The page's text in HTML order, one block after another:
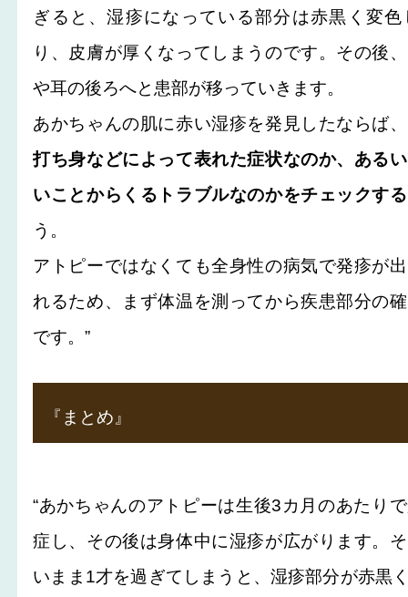
ぎると、湿疹になっている部分は赤黒く変
り、皮膚が厚くなってしまうのです。その後
や耳の後ろへと患部が移っていきます。
あかちゃんの肌に赤い湿疹を発見したならば
打ち身などによって表れた症状なのか、ある
いことからくるトラブルなのかをチェックす
う。
アトピーではなくても全身性の病気で発疹が
れるため、まず体温を測ってから疾患部分の
です。”
『まとめ』
“あかちゃんのアトピーは生後3カ月のあたり
症し、その後は身体中に湿疹が広がります。
いまま1才を過ぎてしまうと、湿疹部分が赤黒